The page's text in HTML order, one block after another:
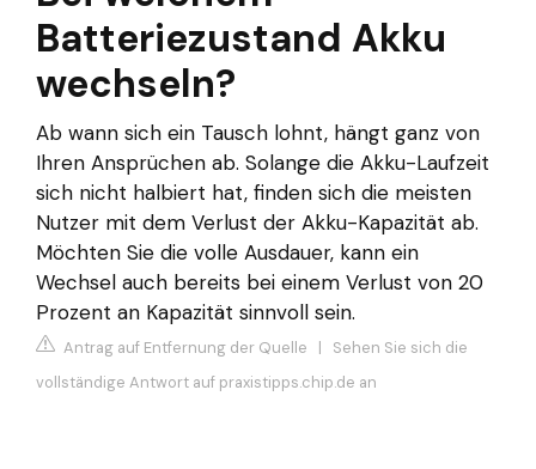
Batteriezustand Akku
wechseln?
Ab wann sich ein Tausch lohnt, hängt ganz von
Ihren Ansprüchen ab. Solange die Akku-Laufzeit
sich nicht halbiert hat, finden sich die meisten
Nutzer mit dem Verlust der Akku-Kapazität ab.
Möchten Sie die volle Ausdauer, kann ein
Wechsel auch bereits bei einem Verlust von 20
Prozent an Kapazität sinnvoll sein.
Antrag auf Entfernung der Quelle | Sehen Sie sich die
vollständige Antwort auf praxistipps.chip.de an